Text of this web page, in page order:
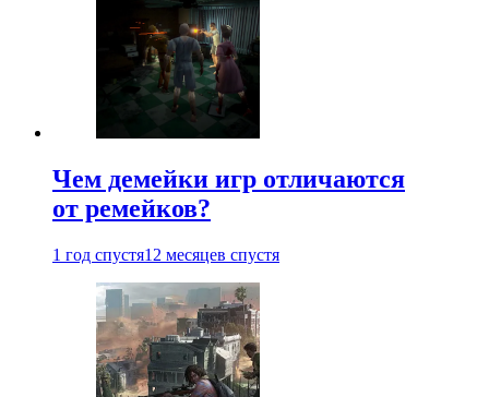
Чем демейки игр отличаются
от ремейков?
1 год спустя12 месяцев спустя